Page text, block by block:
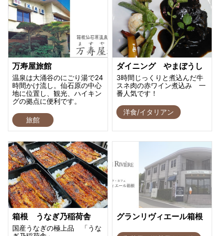
万寿屋旅館
温泉は大涌谷のにごり湯で24
時間かけ流し。仙石原の中心
地に位置し、観光、ハイキン
グの拠点に便利です。
旅館
ダイニング やまぼうし
3時間じっくりと煮込んだ牛
スネ肉の赤ワイン煮込み 一
番人気です！
洋食/イタリアン
箱根 うなぎ乃稲荷舎
国産うなぎの極上品 「うな
グランリヴィエール箱根